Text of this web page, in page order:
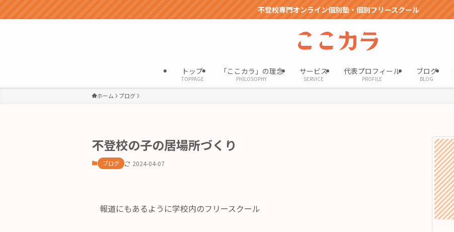
不登校専門オンライン個別塾・個別フリースクール
トップ
TOPPAGE
「ここカラ」の理念
PHILOSOPHY
サービス
SERVICE
代表プロフィール
PROFILE
ブログ
BLOG
ホーム ブログ
不登校の子の居場所づくり
ブログ 2024-04-07
報道にもあるように学校内のフリースクール